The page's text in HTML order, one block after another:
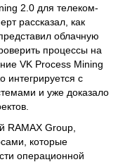
2.0 для телеком-
рассказал, как
облачную
процессы на
VK Process Mining
интегрируется с
и уже доказало
RAMAX Group,
которые
операционной